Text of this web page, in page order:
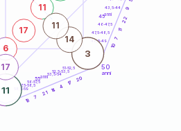
50
anni
43,5-44
46-47,5
47,5-48,5
48,5-49
51-52,5
52,5-53,5
53,5-54
56-57,5
57,5-58,5
58,5-59
9
22
11
7
10
20
17
4
14
21
7
18
11
3
6
17
11
17
14
11
45anni
55anni